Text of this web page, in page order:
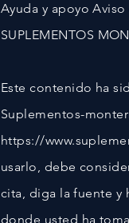
Ayuda y apoyo
SUPLEMENTOS
Este contenido ha
Suplementos-
https://
usarlo, debe
cita, diga la fuente y
donde usted ha